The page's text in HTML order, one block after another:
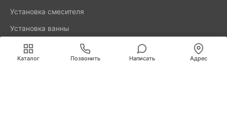
Установка смесителя
Установка ванны
акриловой
Каталог Позвонить Написать Адрес
Мы используем cookies для быстрой и удобной
работы сайта. Продолжая пользоваться сайтом, вы
принимаете условияобработки персональных данных.